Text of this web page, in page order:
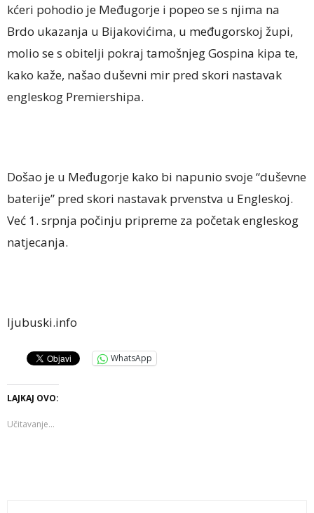
kćeri pohodio je Međugorje i popeo se s njima na
Brdo ukazanja u Bijakovićima, u međugorskoj župi,
molio se s obitelji pokraj tamošnjeg Gospina kipa te,
kako kaže, našao duševni mir pred skori nastavak
engleskog Premiershipa.
Došao je u Međugorje kako bi napunio svoje “duševne
baterije” pred skori nastavak prvenstva u Engleskoj.
Već 1. srpnja počinju pripreme za početak engleskog
natjecanja.
ljubuski.info
WhatsApp
LAJKAJ OVO:
Učitavanje...